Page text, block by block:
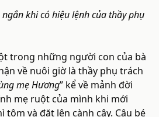
khi có hiệu lệnh của thầy phụ
trong những người con của bà
về nuôi giờ là thầy phụ trách
mẹ Hương” kể về mảnh đời
mẹ ruột của mình khi mới
tôm và đặt lên cành cây. Cậu bé